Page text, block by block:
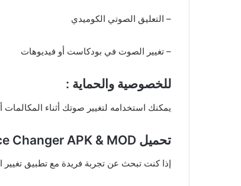
– التعليق الصوتي الكوميدي
– تغيير الصوت في بودكاست أو فيديوهات
للخصوصية والحماية :
يمكنك استخدامه لتغيير صوتك أثناء
تحميل Voice Changer APK & MOD للاندرويد
إذا كنت تبحث عن تجربة فريدة مع تطبيق